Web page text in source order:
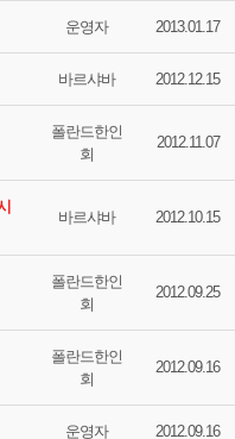
운영자 2013.01.17
바르샤바 2012.12.15
폴란드한인
회
2012.11.07
바르샤바 2012.10.15
폴란드한인
회
2012.09.25
폴란드한인
회
2012.09.16
운영자 2012.09.16